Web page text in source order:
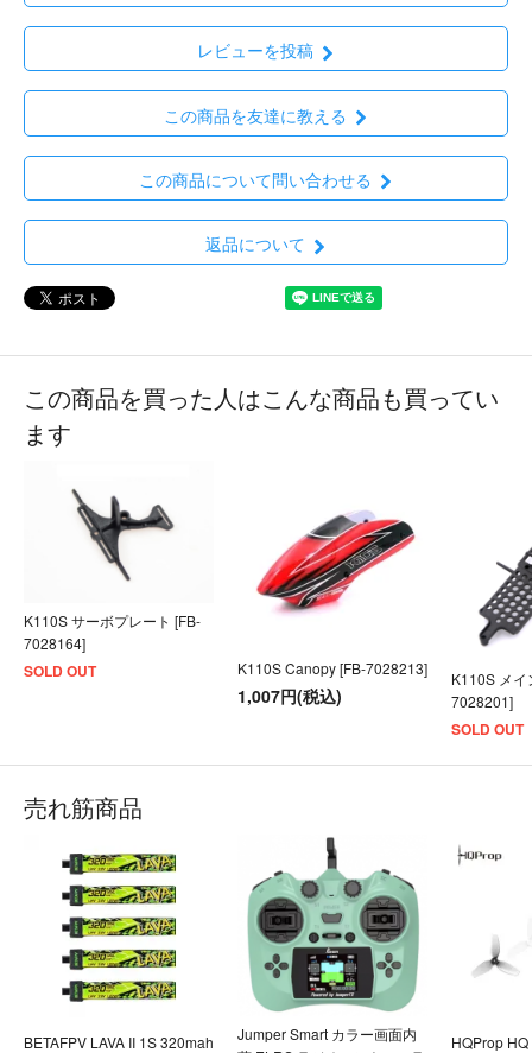
レビューを投稿
この商品を友達に教える
この商品について問い合わせる
返品について
この商品を買った人はこんな商品も買ってい
ます
K110S サーボプレート [FB-
7028164]
SOLD OUT K110S Canopy [FB-7028213]
1,007円(税込)
K110S メイ
7028201]
SOLD OUT
売れ筋商品
BETAFPV LAVA II 1S 320mah
Jumper Smart カラー画面内
HQProp